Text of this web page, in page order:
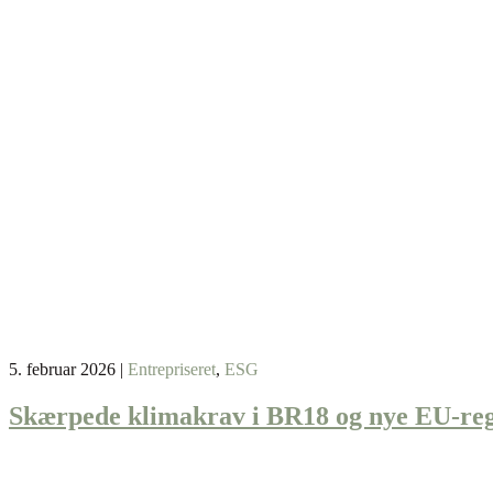
5. februar 2026 | Entrepriseret, ESG
Skærpede klimakrav i BR18 og nye EU-